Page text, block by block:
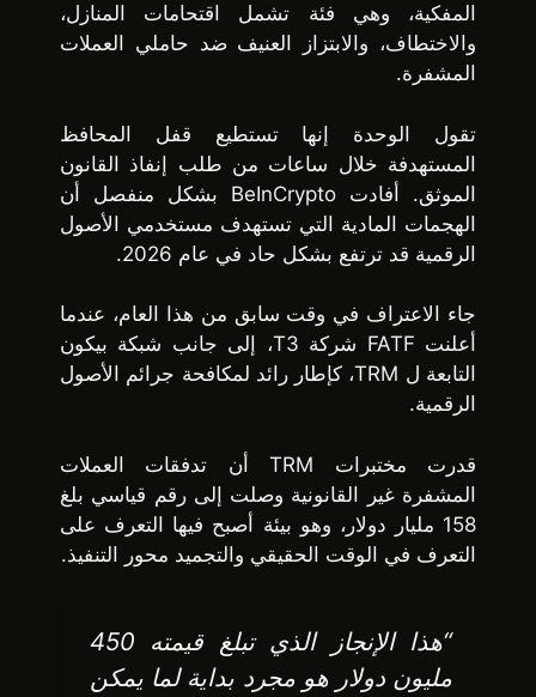
المفكية، وهي فئة تشمل اقتحامات المنازل،
والاختطاف، والابتزاز العنيف ضد حاملي العملات
المشفرة.
تقول الوحدة إنها تستطيع قفل المحافظ
المستهدفة خلال ساعات من طلب إنفاذ القانون
الموثق. أفادت BeInCrypto بشكل منفصل أن
الهجمات المادية التي تستهدف مستخدمي الأصول
الرقمية قد ترتفع بشكل حاد في عام 2026.
جاء الاعتراف في وقت سابق من هذا العام، عندما
أعلنت FATF شركة T3، إلى جانب شبكة بيكون
التابعة ل TRM،
كإطار رائد لمكافحة جرائم الأصول
الرقمية.
قدرت مختبرات TRM أن تدفقات العملات
المشفرة غير القانونية وصلت إلى رقم قياسي بلغ
158 مليار دولار، وهو بيئة أصبح فيها التعرف على
التعرف في الوقت الحقيقي والتجميد محور التنفيذ.
“هذا الإنجاز الذي تبلغ قيمته 450
مليون دولار هو مجرد بداية لما يمكن